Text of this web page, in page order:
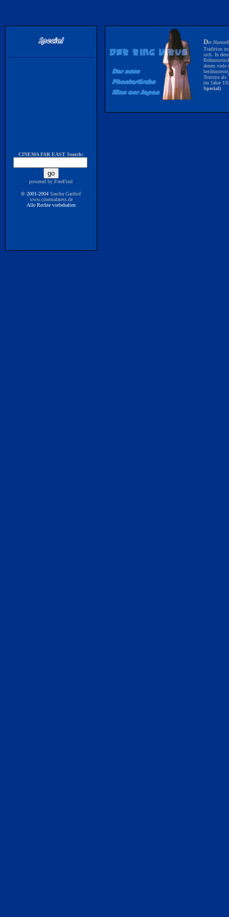
CINEMA FAR EAST Search:
powered byFreeFind
© 2001-2004Sascha Garthof
www.cinemafarest.de
Alle Rechte vorbehalten
Der
Tradition
sich. In
denen viele
Tsuruya als
im Jahre
Special)